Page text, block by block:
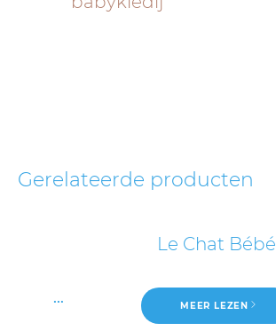
Gerelateerde producten
Le Chat Bébé
... MEER LEZEN